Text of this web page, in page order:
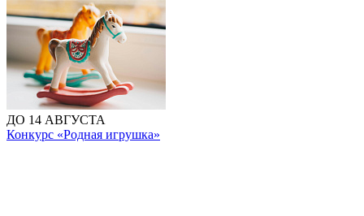
ДО 14 АВГУСТА
Конкурс «Родная игрушка»